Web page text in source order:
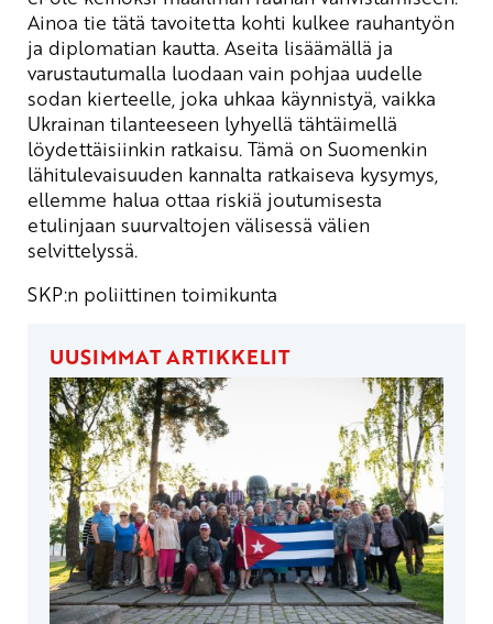
Ainoa tie tätä tavoitetta kohti kulkee rauhantyön
ja diplomatian kautta. Aseita lisäämällä ja
varustautumalla luodaan vain pohjaa uudelle
sodan kierteelle, joka uhkaa käynnistyä, vaikka
Ukrainan tilanteeseen lyhyellä tähtäimellä
löydettäisiinkin ratkaisu. Tämä on Suomenkin
lähitulevaisuuden kannalta ratkaiseva kysymys,
ellemme halua ottaa riskiä joutumisesta
etulinjaan suurvaltojen välisessä välien
selvittelyssä.
SKP:n poliittinen toimikunta
UUSIMMAT ARTIKKELIT